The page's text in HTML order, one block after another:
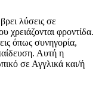
λύσεις σε
χρειάζονται φροντίδα.
όπως συνηγορία,
Αυτή η
σε Αγγλικά και/ή